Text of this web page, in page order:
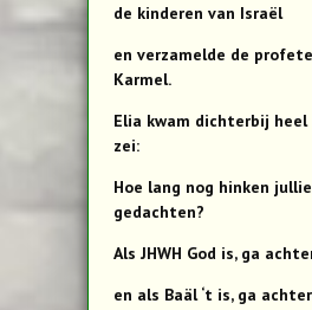
de kinderen van Israël
en verzamelde de
Karmel.
Elia kwam dichterbij
zei:
Hoe lang nog hinken
gedachten?
Als JHWH God is, ga
en als Baäl ‘t is, ga